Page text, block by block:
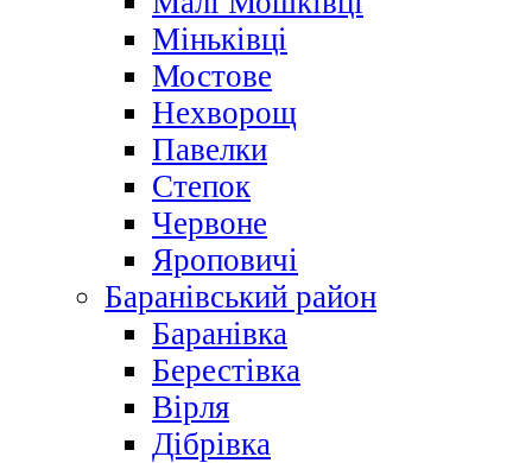
Міньківці
Мостове
Нехворощ
Павелки
Степок
Червоне
Яроповичі
Баранівський район
Баранівка
Берестівка
Вірля
Дібрівка